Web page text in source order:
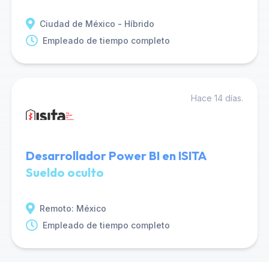
Ciudad de México - Híbrido
Empleado de tiempo completo
Hace 14 días.
Desarrollador Power BI en ISITA
Sueldo oculto
Remoto: México
Empleado de tiempo completo